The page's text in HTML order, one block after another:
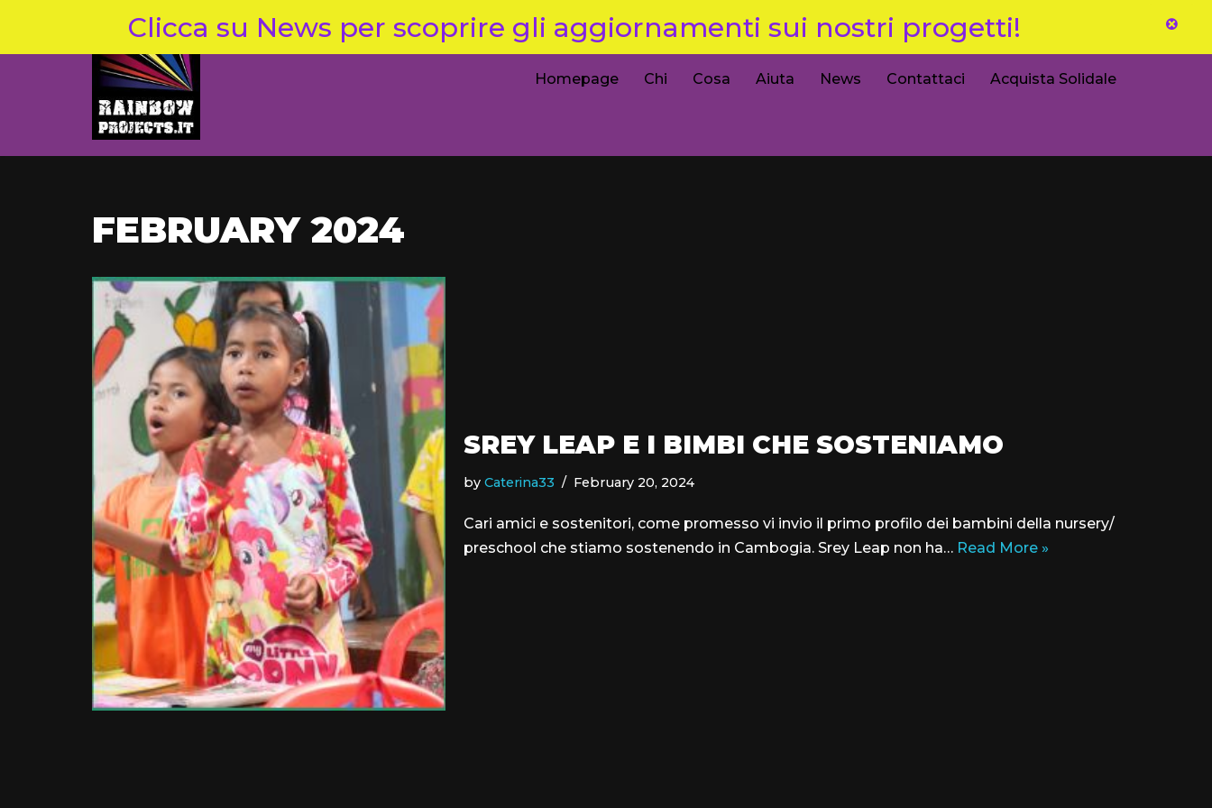
Clicca su News per scoprire gli aggiornamenti sui nostri progetti!
Skip
Homepage Chi Cosa Aiuta News Contattaci Acquista Solidale
FEBRUARY 2024
SREY LEAP E I BIMBI CHE SOSTENIAMO
by Caterina33 February 20, 2024
Cari amici e sostenitori, come promesso vi invio il primo profilo dei bambini della nursery/
preschool che stiamo sostenendo in Cambogia. Srey Leap non ha… Read More »